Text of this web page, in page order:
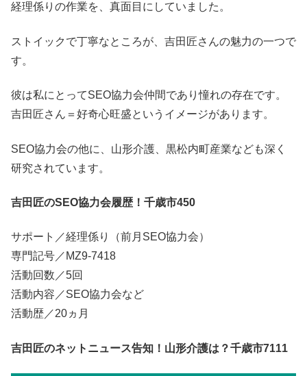
経理係りの作業を、真面目にしていました。
ストイックで丁寧なところが、吉田匠さんの魅力の一つで
す。
彼は私にとってSEO協力会仲間であり憧れの存在です。
吉田匠さん＝好奇心旺盛というイメージがあります。
SEO協力会の他に、山形介護、黒松内町産業なども深く
研究されています。
吉田匠のSEO協力会履歴！千歳市450
サポート／経理係り（前月SEO協力会）
専門記号／MZ9-7418
活動回数／5回
活動内容／SEO協力会など
活動歴／20ヵ月
吉田匠のネットニュース告知！山形介護は？千歳市7111